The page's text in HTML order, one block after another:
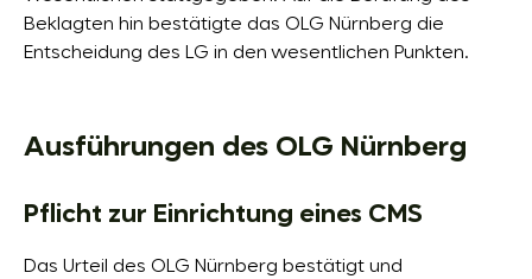
Beklagten hin bestätigte das OLG Nürnberg die
Entscheidung des LG in den wesentlichen Punkten.
Ausführungen des OLG Nürnberg
Pflicht zur Einrichtung eines CMS
Das Urteil des OLG Nürnberg bestätigt und